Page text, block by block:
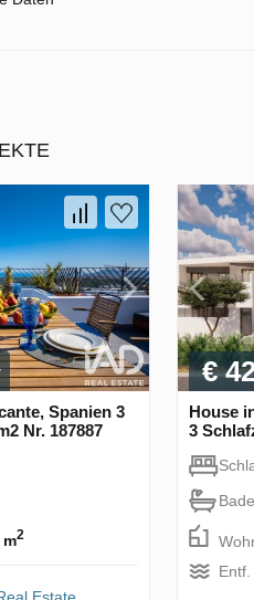
Spanien 3
Nr. 187887
m2
Estate
€
House
3